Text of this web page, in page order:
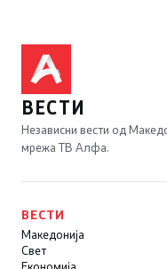
ВЕСТИ
Независни вести од
мрежа ТВ Алфа.
ВЕСТИ
Македонија
Свет